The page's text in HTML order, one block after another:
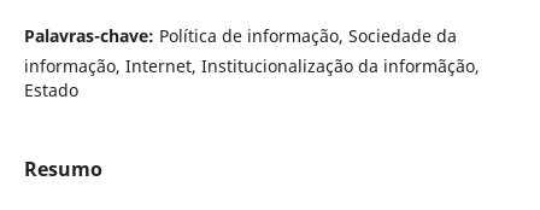
Palavras-chave: Política de informação, Sociedade da
informação, Internet, Institucionalização da informãção,
Estado
Resumo